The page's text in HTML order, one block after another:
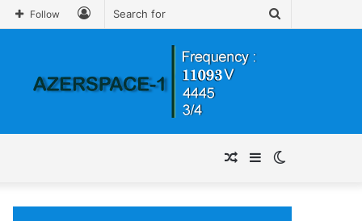
Follow
skin
Sidebar
Random
Article